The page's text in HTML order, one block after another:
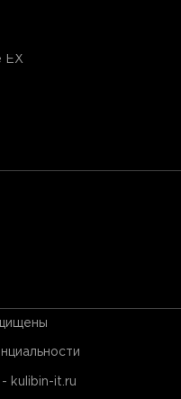
EX
- kulibin-it.ru